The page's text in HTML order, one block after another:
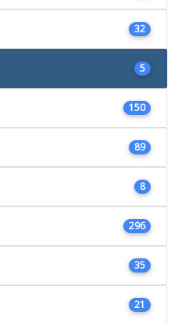
32
5
150
89
8
296
35
21